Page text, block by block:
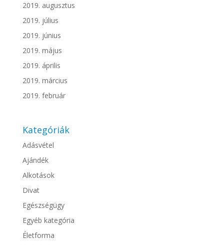
2019. augusztus
2019. július
2019. június
2019. május
2019. április
2019. március
2019. február
Kategóriák
Adásvétel
Ajándék
Alkotások
Divat
Egészségügy
Egyéb kategória
Életforma